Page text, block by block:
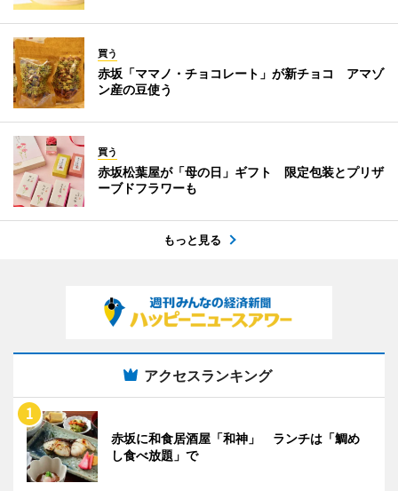
買う
赤坂「ママノ・チョコレート」が新チョコ アマゾ
ン産の豆使う
買う
赤坂松葉屋が「母の日」ギフト 限定包装とプリザ
ーブドフラワーも
もっと見る
アクセスランキング
赤坂に和食居酒屋「和神」 ランチは「鯛め
し食べ放題」で